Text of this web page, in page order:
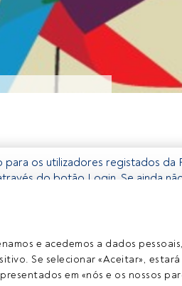
e acedemos a dados
Se selecionar «Aceitar»,
em «nós e os nossos
para os utilizadores registados da
do botão Login. Se ainda
Aceder a Fundspeople